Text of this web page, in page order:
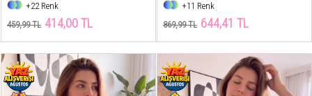
+22 Renk
459,99 TL 414,00 TL
+11 Renk
869,99 TL 644,41 TL